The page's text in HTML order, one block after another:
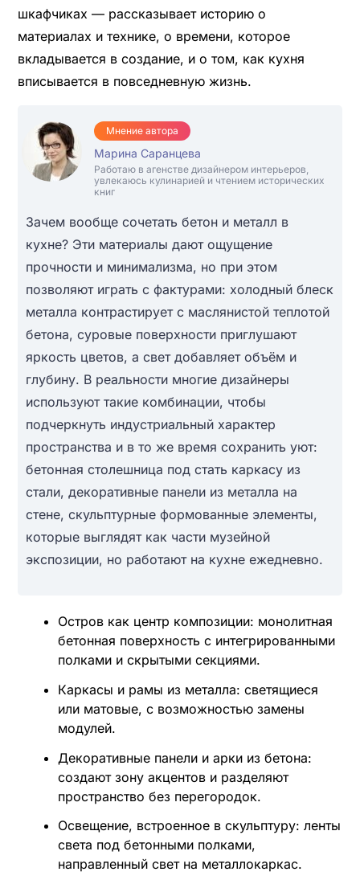
шкафчиках — рассказывает историю о
материалах и технике, о времени, которое
вкладывается в создание, и о том, как кухня
вписывается в повседневную жизнь.
Мнение автора
Марина Саранцева
Работаю в агенстве дизайнером интерьеров,
увлекаюсь кулинарией и чтением исторических
книг
Зачем вообще сочетать бетон и металл в
кухне? Эти материалы дают ощущение
прочности и минимализма, но при этом
позволяют играть с фактурами: холодный блеск
металла контрастирует с маслянистой теплотой
бетона, суровые поверхности приглушают
яркость цветов, а свет добавляет объём и
глубину. В реальности многие дизайнеры
используют такие комбинации, чтобы
подчеркнуть индустриальный характер
пространства и в то же время сохранить уют:
бетонная столешница под стать каркасу из
стали, декоративные панели из металла на
стене, скульптурные формованные элементы,
которые выглядят как части музейной
экспозиции, но работают на кухне ежедневно.
Остров как центр композиции: монолитная
бетонная поверхность с интегрированными
полками и скрытыми секциями.
Каркасы и рамы из металла: светящиеся
или матовые, с возможностью замены
модулей.
Декоративные панели и арки из бетона:
создают зону акцентов и разделяют
пространство без перегородок.
Освещение, встроенное в скульптуру: ленты
света под бетонными полками,
направленный свет на металлокаркас.